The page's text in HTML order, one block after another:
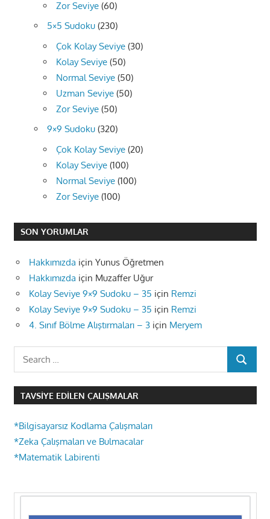
Zor Seviye (60)
5×5 Sudoku (230)
Çok Kolay Seviye (30)
Kolay Seviye (50)
Normal Seviye (50)
Uzman Seviye (50)
Zor Seviye (50)
9×9 Sudoku (320)
Çok Kolay Seviye (20)
Kolay Seviye (100)
Normal Seviye (100)
Zor Seviye (100)
SON YORUMLAR
Hakkımızda için Yunus Öğretmen
Hakkımızda için Muzaffer Uğur
Kolay Seviye 9×9 Sudoku – 35 için Remzi
Kolay Seviye 9×9 Sudoku – 35 için Remzi
4. Sınıf Bölme Alıştırmaları – 3 için Meryem
Search
for:
SEARCH
TAVSIYE EDILEN ÇALIŞMALAR
*Bilgisayarsız Kodlama Çalışmaları
*Zeka Çalışmaları ve Bulmacalar
*Matematik Labirenti